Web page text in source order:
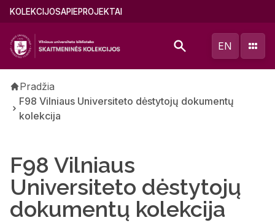
Pereiti
pagrindinį
turinį
Main
(lithuanian)
KOLEKCIJOSAPIEPROJEKTAI
EN
Kelias
Pradžia
F98 Vilniaus Universiteto dėstytojų dokumentų
kolekcija
F98 Vilniaus
Universiteto dėstytojų
dokumentų kolekcija